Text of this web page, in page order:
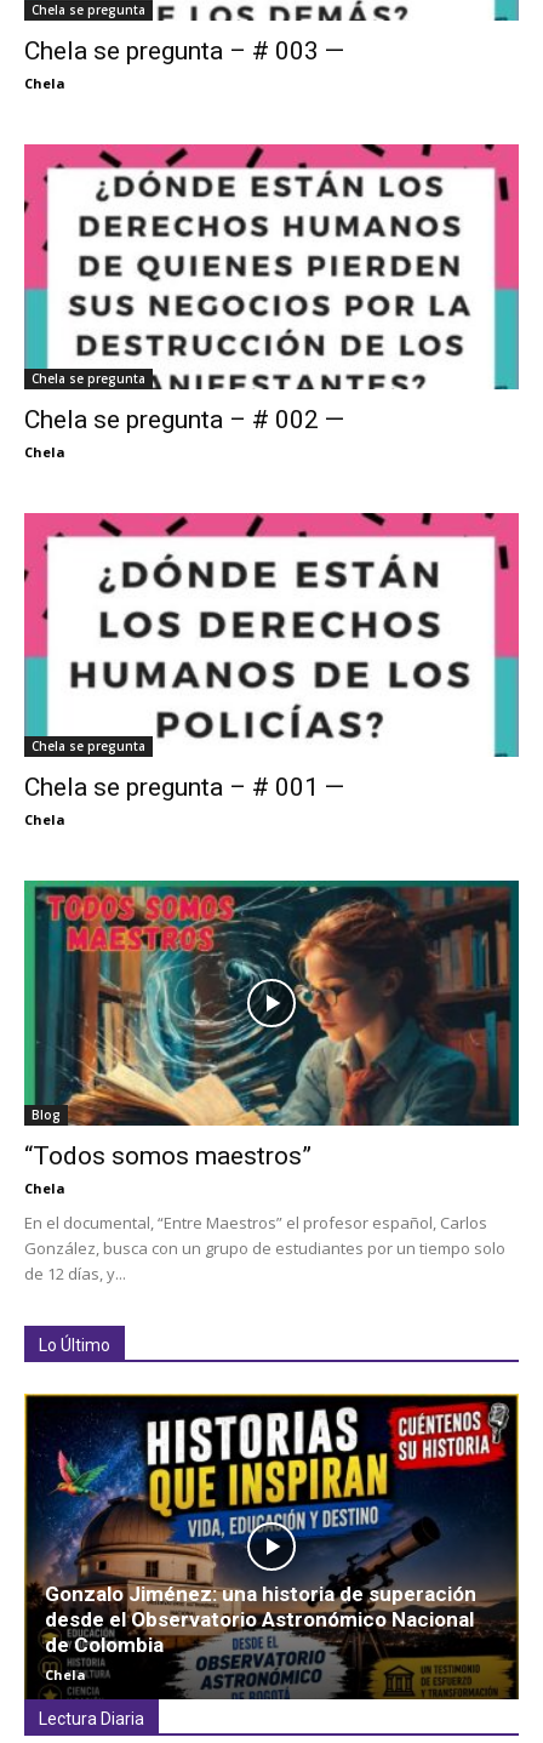
Chela se pregunta
Chela se pregunta – # 003 —
Chela
Chela se pregunta
Chela se pregunta – # 002 —
Chela
Chela se pregunta
Chela se pregunta – # 001 —
Chela
Blog
“Todos somos maestros”
Chela
En el documental, “Entre Maestros” el profesor español, Carlos
González, busca con un grupo de estudiantes por un tiempo solo
de 12 días, y...
Lo Último
Gonzalo Jiménez: una historia de superación
desde el Observatorio Astronómico Nacional
de Colombia
Chela
Lectura Diaria